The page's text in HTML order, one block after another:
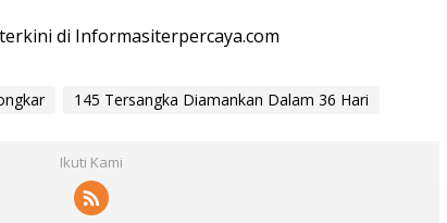
di Informasiterpercaya.com
145 Tersangka Diamankan Dalam 36 Hari
Ikuti Kami